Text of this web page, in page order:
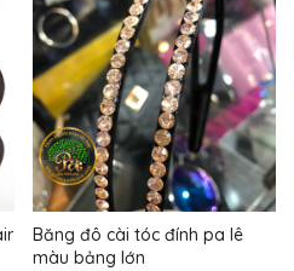
Băng đô cài tóc đính pa lê
màu bảng lớn